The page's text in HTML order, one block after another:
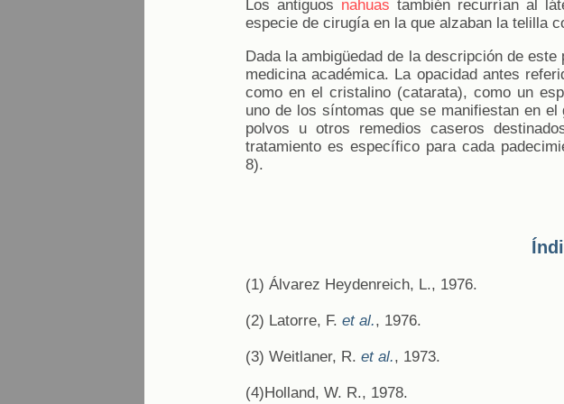
Los antiguos nahuas también recurrían al
especie de cirugía en la que alzaban la telilla
Dada la ambigüedad de la descripción de
medicina académica. La opacidad antes
como en el cristalino (catarata), como un
uno de los síntomas que se manifiestan en
polvos u otros remedios caseros
tratamiento es específico para cada
8).
(1) Álvarez Heydenreich, L., 1976.
(2) Latorre, F. et al., 1976.
(3) Weitlaner, R. et al., 1973.
(4)Holland, W. R., 1978.